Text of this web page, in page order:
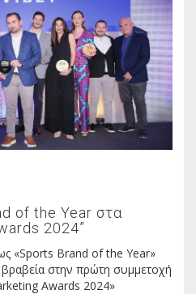
of the Year στα
2024”
«Sports Brand of the Year»
στην πρώτη συμμετοχή
Awards 2024»